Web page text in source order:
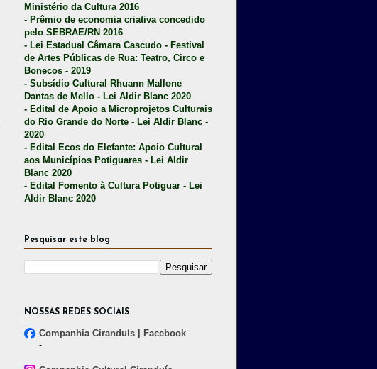
Ministério da Cultura 2016
- Prêmio de economia criativa concedido
pelo SEBRAE/RN 2016
- Lei Estadual Câmara Cascudo - Festival
de Artes Públicas de Rua: Teatro, Circo e
Bonecos - 2019
- Subsídio Cultural Rhuann Mallone
Dantas de Mello - Lei Aldir Blanc 2020
- Edital de Apoio a Microprojetos Culturais
do Rio Grande do Norte - Lei Aldir Blanc -
2020
- Edital Ecos do Elefante: Apoio Cultural
aos Municípios Potiguares - Lei Aldir
Blanc 2020
- Edital Fomento à Cultura Potiguar - Lei
Aldir Blanc 2020
Pesquisar este blog
NOSSAS REDES SOCIAIS
Companhia Ciranduís | Facebook
-